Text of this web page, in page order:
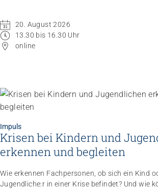
Impuls
Umgang mit verhaltensbezogenen
psychologischen Symptomen bei
Demenz
20.08.2026 online
20. August 2026
13.30 bis 16.30 Uhr
online
Impuls
Krisen bei Kindern und
erkennen und begleiten
Wie erkennen Fachpersonen, ob sich ein Kind
Jugendliche:r in einer Krise befindet? Und wie